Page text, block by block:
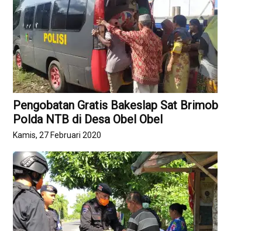
Pengobatan Gratis Bakeslap Sat Brimob
Polda NTB di Desa Obel Obel
Kamis, 27 Februari 2020